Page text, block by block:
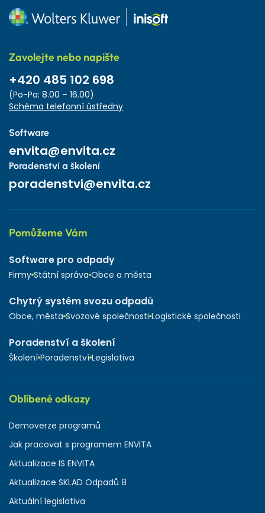
Zavolejte nebo napište
+420 485 102 698
(Po-Pa: 8.00 – 16.00)
Schéma telefonní ústředny
Software
envita@envita.cz
Poradenství a školení
poradenstvi@envita.cz
Pomůžeme Vám
Software pro odpady
Firmy Státní správa Obce a města
Chytrý systém svozu odpadů
Obce, města Svozové společnosti Logistické společnosti
Poradenství a školení
Školení Poradenství Legislativa
Oblíbené odkazy
Demoverze programů
Jak pracovat s programem ENVITA
Aktualizace IS ENVITA
Aktualizace SKLAD Odpadů 8
Aktuální legislativa